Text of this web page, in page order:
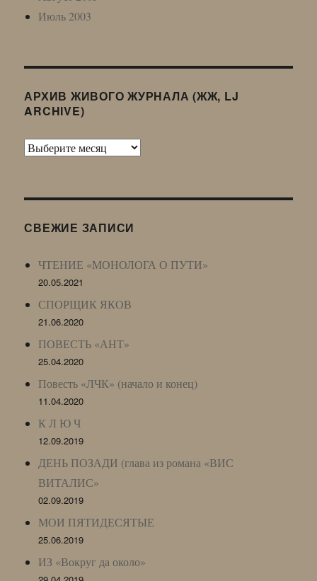
Июль 2003
АРХИВ ЖИВОГО ЖУРНАЛА (ЖЖ, LJ
ARCHIVE)
Архив
LJ
СВЕЖИЕ ЗАПИСИ
ЧТЕНИЕ «МОНОЛОГА О ПУТИ»
20.05.2021
СПОРЩИК ЯКОВ
21.06.2020
ПОВЕСТЬ «АНТ»
25.04.2020
Повесть «ЛЧК» (начало и конец)
11.04.2020
К Л Ю Ч
12.09.2019
ДЕНЬ ПОЗАДИ (глава из романа «ВИС
ВИТАЛИС»
02.09.2019
МОИ ПЯТИДЕСЯТЫЕ
25.06.2019
ИЗ «Вокруг да около»